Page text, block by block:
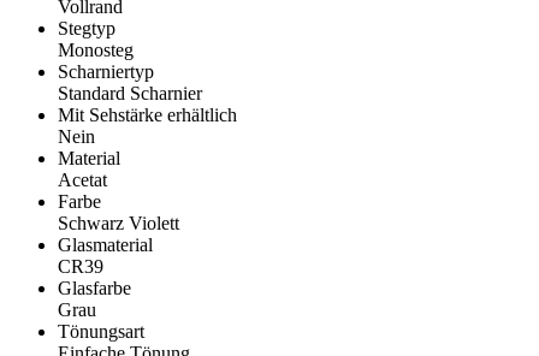
Vollrand
Stegtyp
Monosteg
Scharniertyp
Standard Scharnier
Mit Sehstärke erhältlich
Nein
Material
Acetat
Farbe
Schwarz Violett
Glasmaterial
CR39
Glasfarbe
Grau
Tönungsart